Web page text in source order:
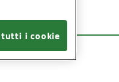
i cookie